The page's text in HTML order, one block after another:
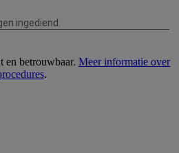
en betrouwbaar. Meer informatie over
.